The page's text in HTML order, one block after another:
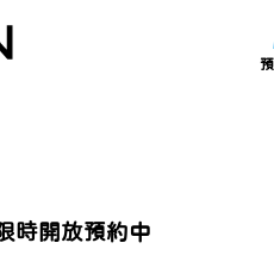
時開放預約中